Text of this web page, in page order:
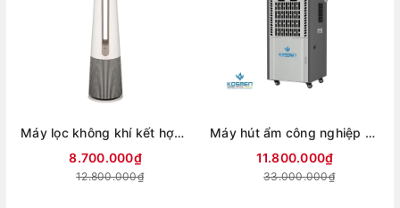
Máy lọc không khí kết hợp quạt LG PuriCare AeroTower FS15GPCJ0.ABAE
8.700.000₫
12.800.000₫
Máy hút ẩm công nghiệp Kosmen KM - 90S
11.800.000₫
33.000.000₫